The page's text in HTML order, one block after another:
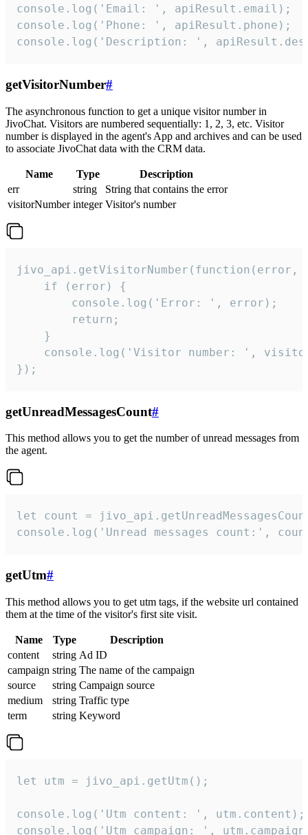
console.log('Email: ', apiResult.email);
console.log('Phone: ', apiResult.phone);
console.log('Description: ',
getVisitorNumber#
The asynchronous function to get a unique visitor number in
JivoChat. Visitors are numbered sequentially: 1, 2, 3, etc. Visitor
number is displayed in the agent's App and archives and can be used
to associate JivoChat data with the CRM data.
Name Type
Description
err
string
String that contains the error
visitorNumber integer Visitor's number
jivo_api.getVisitorNumber(function(error,
    if (error) {
        console.log('Error: ', error);
        return;
    }
console.log('Visitor number: ',
});
getUnreadMessagesCount#
This method allows you to get the number of unread messages from
the agent.
let count =
console.log('Unread messages count:',
getUtm#
This method allows you to get utm tags, if the website url contained
them at the time of the visitor's first site visit.
Name Type
Description
content
string Ad ID
campaign string The name of the campaign
source
string Campaign source
medium
string Traffic type
term
string Keyword
let utm = jivo_api.getUtm();
console.log('Utm content: ', utm.content);
console.log('Utm campaign: ',